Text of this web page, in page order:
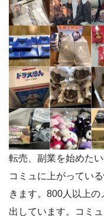
転売、副業を始めた
コミュに上がってい
きます。800人以上
出しています。コミ